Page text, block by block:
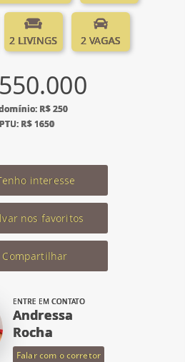
2 LIVINGS 2 VAGAS
R$ 250
R$ 1650
interesse
nos favoritos
Compartilhar
ENTRE EM CONTATO
Andressa
Rocha
Falar com o corretor